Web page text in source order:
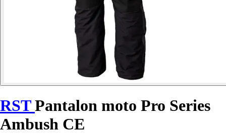
RSTPantalon moto Pro Series
Ambush CE